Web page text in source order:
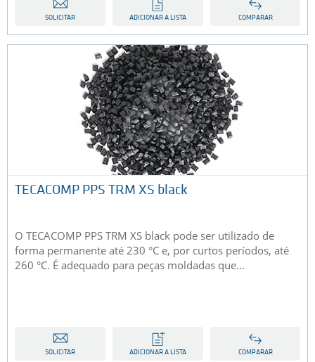
SOLICITAR ADICIONAR A LISTA COMPARAR
TECACOMP PPS TRM XS black
O TECACOMP PPS TRM XS black pode ser utilizado de
forma permanente até 230 °C e, por curtos períodos, até
260 °C. É adequado para peças moldadas que...
SOLICITAR ADICIONAR A LISTA COMPARAR